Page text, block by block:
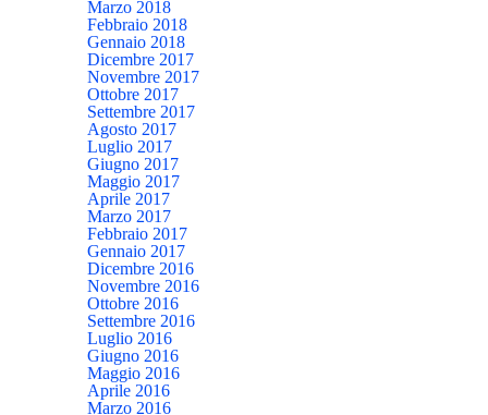
Marzo 2018
Febbraio 2018
Gennaio 2018
Dicembre 2017
Novembre 2017
Ottobre 2017
Settembre 2017
Agosto 2017
Luglio 2017
Giugno 2017
Maggio 2017
Aprile 2017
Marzo 2017
Febbraio 2017
Gennaio 2017
Dicembre 2016
Novembre 2016
Ottobre 2016
Settembre 2016
Luglio 2016
Giugno 2016
Maggio 2016
Aprile 2016
Marzo 2016